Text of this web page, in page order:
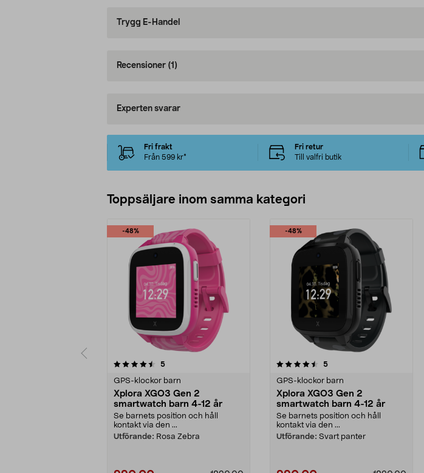
Trygg E-Handel
Recensioner (1)
Experten svarar
Fri frakt
Från 599 kr*
Fri retur
Till valfri butik
Toppsäljare inom samma kategori
-48%
5recensioner
GPS-klockor barn
Xplora XGO3 Gen 2
smartwatch barn 4-12 år
Se barnets position och håll
kontakt via den ...
Utförande: Rosa Zebra
-48%
4.5 av 5 stjärnor 5recensioner
GPS-klockor barn
Xplora XGO3 Gen 2
smartwatch barn 4-12 år
Se barnets position och håll
kontakt via den ...
Utförande: Svart panter
4.5 av 5 stjärnor